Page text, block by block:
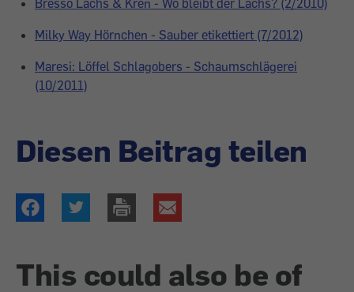
Bresso Lachs & Kren - Wo bleibt der Lachs? (2/2010)
Milky Way Hörnchen - Sauber etikettiert (7/2012)
Maresi: Löffel Schlagobers - Schaumschlägerei
(10/2011)
Diesen Beitrag teilen
This could also be of